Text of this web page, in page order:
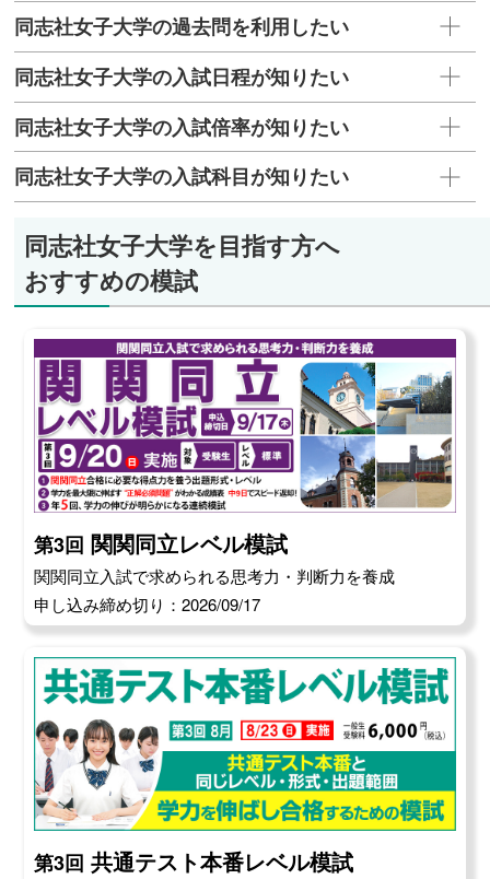
同志社女子大学の過去問を利用したい
同志社女子大学の入試日程が知りたい
同志社女子大学の入試倍率が知りたい
同志社女子大学の入試科目が知りたい
同志社女子大学を目指す方へ
おすすめの模試
第3回 関関同立レベル模試
関関同立入試で求められる思考力・判断力を養成
申し込み締め切り：2026/09/17
第3回 共通テスト本番レベル模試